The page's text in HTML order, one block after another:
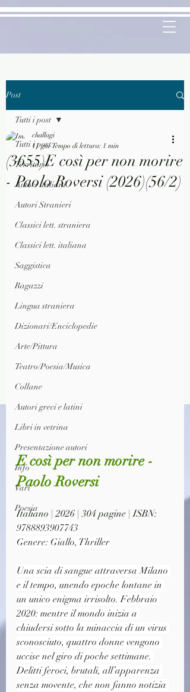
Post
Tutti i post
Territorio
Autori Italiani
Autori Stranieri
Classici lett. straniera
Classici lett. italiana
Saggistica
Ragazzi
Lingua straniera
Dizionari/Enciclopedie
Arte/Pittura
Teatro/Poesia/Musica
Collane
Autori greci e latini
Libri in vetrina
Presentazione autori
Info
Vari
Poesia
Tutti i post
(3655)E così per non morire
- Paolo Roversi (2026)(56/2)
challagi
11 giu Tempo di lettura: 1 min
E così per non morire -
Paolo Roversi
Italiano | 2026 | 304 pagine | ISBN:
9788893907743
Genere: Giallo, Thriller
Una scia di sangue attraversa Milano
e il tempo, unendo epoche lontane in
un unico enigma irrisolto. Febbraio
2020: mentre il mondo inizia a
chiudersi sotto la minaccia di un virus
sconosciuto, quattro donne vengono
uccise nel giro di poche settimane.
Delitti feroci, brutali, all’apparenza
senza movente, che non fanno notizia